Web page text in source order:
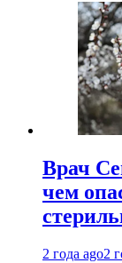
Врач
чем
2 года ago2